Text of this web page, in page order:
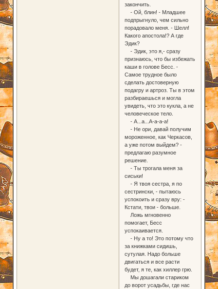
закончить.
- Ой, блин! - Младшее
подпрыгнуло, чем сильно
порадовало меня. - Шелл!
Какого апостола!? А где
Эдик?
- Эдик, это я,- сразу
признаюсь, что бы избежать
каши в голове Бесс. -
Самое трудное было
сделать достоверную
подагру и артроз. Ты в этом
разбираешься и могла
увидеть, что это кукла, а не
человеческое тело.
- А...а...А-а-а-а!
- Не ори, давай получим
мороженное, как Черкасов,
а уже потом выйдем? -
предлагаю разумное
решение.
- Ты трогала меня за
сиськи!
- Я твоя сестра, я по
сестрински, - пытаюсь
успокоить и сразу вру: -
Кстати, твои - больше.
Ложь мгновенно
помогает, Бесс
успокаивается.
- Ну а то! Это потому что
за книжками сидишь,
сутулая. Надо больше
двигаться и все расти
будет, я те, как хиллер грю.
Мы дошагали стариком
до ворот усадьбы, где нас